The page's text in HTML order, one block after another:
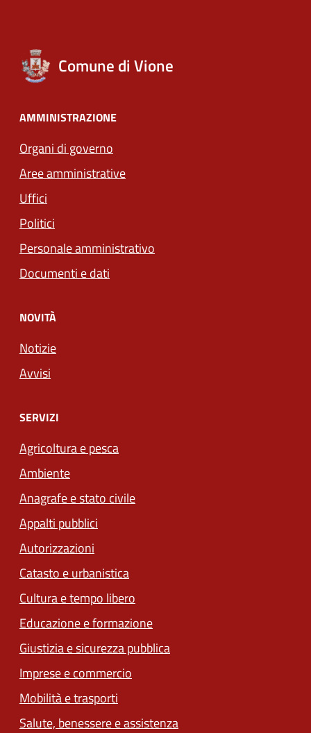
Comune di Vione
AMMINISTRAZIONE
Organi di governo
Aree amministrative
Uffici
Politici
Personale amministrativo
Documenti e dati
NOVITÀ
Notizie
Avvisi
SERVIZI
Agricoltura e pesca
Ambiente
Anagrafe e stato civile
Appalti pubblici
Autorizzazioni
Catasto e urbanistica
Cultura e tempo libero
Educazione e formazione
Giustizia e sicurezza pubblica
Imprese e commercio
Mobilità e trasporti
Salute, benessere e assistenza